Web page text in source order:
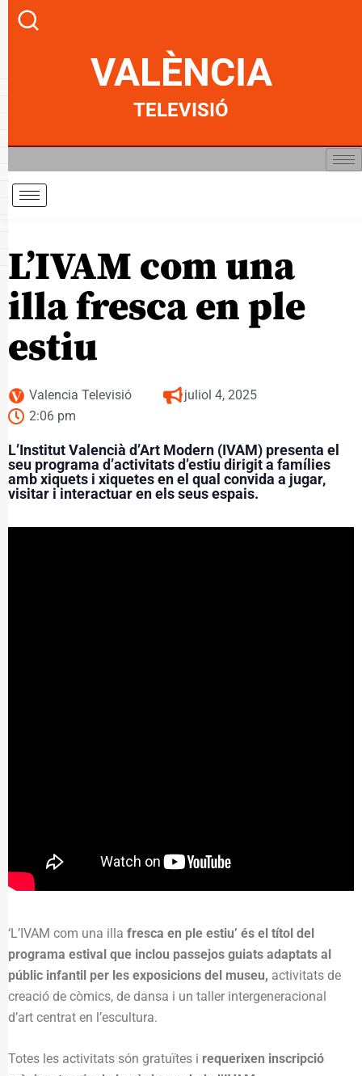
VALÈNCIA
TELEVISIÓ
L’IVAM com una
illa fresca en ple
estiu
Valencia Televisió
juliol 4, 2025
2:06 pm
L’Institut Valencià d’Art Modern (IVAM) presenta el
seu programa d’activitats d’estiu dirigit a famílies
amb xiquets i xiquetes en el qual convida a jugar,
visitar i interactuar en els seus espais.
‘L’IVAM com una illa fresca en ple estiu’ és el títol del
programa estival que inclou passejos guiats adaptats al
públic infantil per les exposicions del museu, activitats de
creació de còmics, de dansa i un taller intergeneracional
d’art centrat en l’escultura.
Totes les activitats són gratuïtes i requerixen inscripció